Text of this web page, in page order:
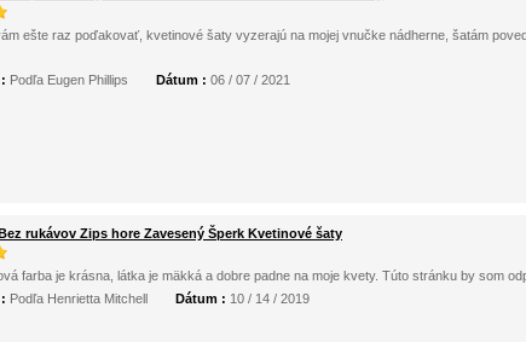
ešte raz poďakovať, kvetinové šaty vyzerajú na mojej vnučke nádherne, šatám
Podľa Eugen Phillips Dátum : 06 / 07 / 2021
rukávov Zips hore Zavesený Šperk Kvetinové šaty
farba je krásna, látka je mäkká a dobre padne na moje kvety. Túto stránku by som
Podľa Henrietta Mitchell Dátum : 10 / 14 / 2019